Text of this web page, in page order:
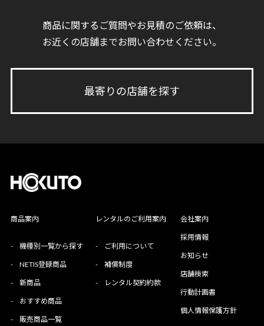
商品に関するご質問やお見積のご依頼は、
お近くの店舗までお問い合わせください。
最寄りの店舗を探す
商品案内
- 機種別一覧から探す
- NETIS登録商品
- 新商品
- おすすめ商品
- 販売商品一覧
レンタルのご利用案内
- ご利用について
- 補償制度
- レンタル契約約款
会社案内
採用情報
お知らせ
店舗検索
行動計画書
個人情報保護方針